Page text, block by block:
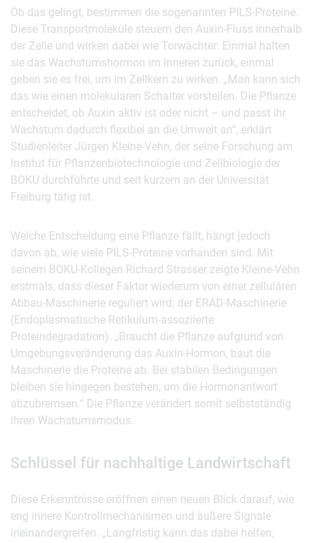
Ob das gelingt, bestimmen die sogenannten PILS-Proteine.
Diese Transportmoleküle steuern den Auxin-Fluss innerhalb
der Zelle und wirken dabei wie Torwächter: Einmal halten
sie das Wachstumshormon im Inneren zurück, einmal
geben sie es frei, um im Zellkern zu wirken. „Man kann sich
das wie einen molekularen Schalter vorstellen. Die Pflanze
entscheidet, ob Auxin aktiv ist oder nicht – und passt ihr
Wachstum dadurch flexibel an die Umwelt an“, erklärt
Studienleiter Jürgen Kleine-Vehn, der seine Forschung am
Institut für Pflanzenbiotechnologie und Zellbiologie der
BOKU durchführte und seit kurzem an der Universität
Freiburg tätig ist.
Welche Entscheidung eine Pflanze fällt, hängt jedoch
davon ab, wie viele PILS-Proteine vorhanden sind. Mit
seinem BOKU-Kollegen Richard Strasser zeigte Kleine-Vehn
erstmals, dass dieser Faktor wiederum von einer zellulären
Abbau-Maschinerie reguliert wird: der ERAD-Maschinerie
(Endoplasmatische Retikulum-assoziierte
Proteindegradation). „Braucht die Pflanze aufgrund von
Umgebungsveränderung das Auxin-Hormon, baut die
Maschinerie die Proteine ab. Bei stabilen Bedingungen
bleiben sie hingegen bestehen, um die Hormonantwort
abzubremsen.“ Die Pflanze verändert somit selbstständig
ihren Wachstumsmodus.
Schlüssel für nachhaltige Landwirtschaft
Diese Erkenntnisse eröffnen einen neuen Blick darauf, wie
eng innere Kontrollmechanismen und äußere Signale
ineinandergreifen. „Langfristig kann das dabei helfen,